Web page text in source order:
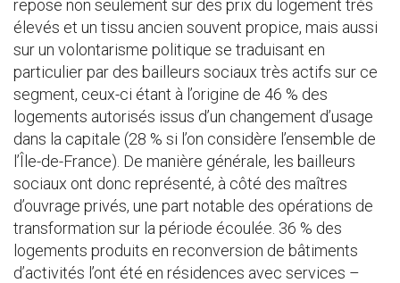
repose non seulement sur des prix du logement très
élevés et un tissu ancien souvent propice, mais aussi
sur un volontarisme politique se traduisant en
particulier par des bailleurs sociaux très actifs sur ce
segment, ceux-ci étant à l’origine de 46 % des
logements autorisés issus d’un changement d’usage
dans la capitale (28 % si l’on considère l’ensemble de
l’Île-de-France). De manière générale, les bailleurs
sociaux ont donc représenté, à côté des maîtres
d’ouvrage privés, une part notable des opérations de
transformation sur la période écoulée. 36 % des
logements produits en reconversion de bâtiments
d’activités l’ont été en résidences avec services –